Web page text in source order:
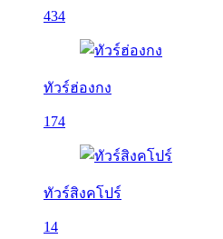
434
ทัวร์ฮ่องกง
174
ทัวร์สิงคโปร์
14